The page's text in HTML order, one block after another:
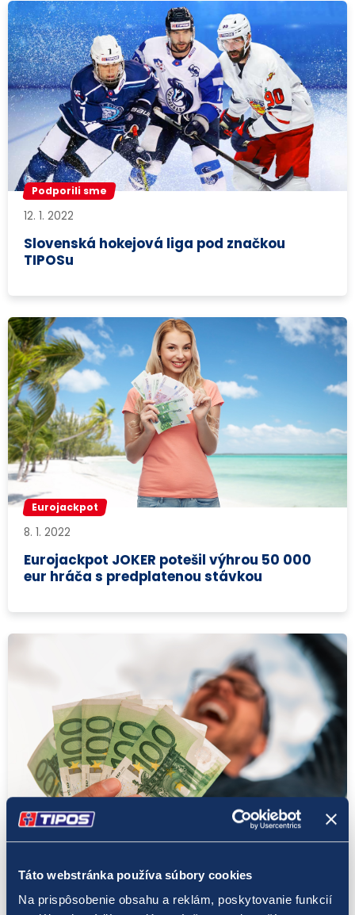
Táto webstránka používa súbory cookies
Na prispôsobenie obsahu a reklám, poskytovanie funkcií
Podporili sme
12. 1. 2022
Slovenská hokejová liga pod značkou
TIPOSu
Eurojackpot
8. 1. 2022
Eurojackpot JOKER potešil výhrou 50 000
eur hráča s predplatenou stávkou
LOTO 5 z 35
Prvý novoročný jackpot z doplnkovej hry
JOKER vyhral hráč so stávkou z Košického
kraja